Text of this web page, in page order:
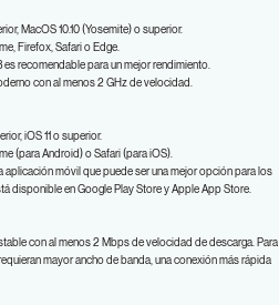
MacOS 10.10 (Yosemite) o superior.
Firefox, Safari o Edge.
recomendable para un mejor rendimiento.
con al menos 2 GHz de velocidad.
iOS 11 o superior.
(para Android) o Safari (para iOS).
móvil que puede ser una mejor opción para los
disponible en Google Play Store y Apple App Store.
con al menos 2 Mbps de velocidad de descarga. Para
mayor ancho de banda, una conexión más rápida